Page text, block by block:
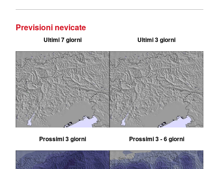
Previsioni nevicate
Ultimi 7 giorni Ultimi 3 giorni
Prossimi 3 giorni Prossimi 3 - 6 giorni